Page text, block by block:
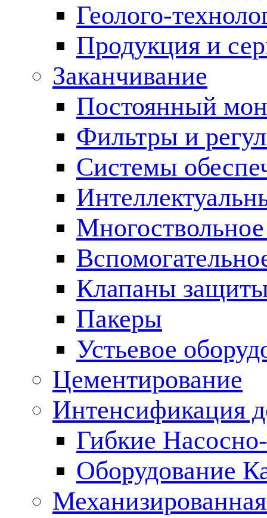
Геолого-
Продукция и
Заканчивание
Постоянный
Фильтры и
Cистемы
Клапаны
Пакеры
Устьевое
Цементирование
Интенсификация
Гибкие
Оборудование